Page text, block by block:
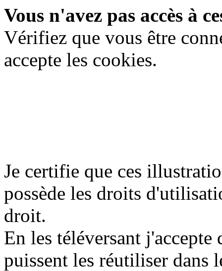
Vous n'avez pas accès à
Vérifiez que vous être
accepte les cookies.
Je certifie que ces
possède les droits
droit.
En les téléversant
puissent les réutiliser dans